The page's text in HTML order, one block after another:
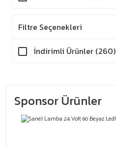
Filtre Seçenekleri
İndirimli Ürünler (260)
Sponsor Ürünler